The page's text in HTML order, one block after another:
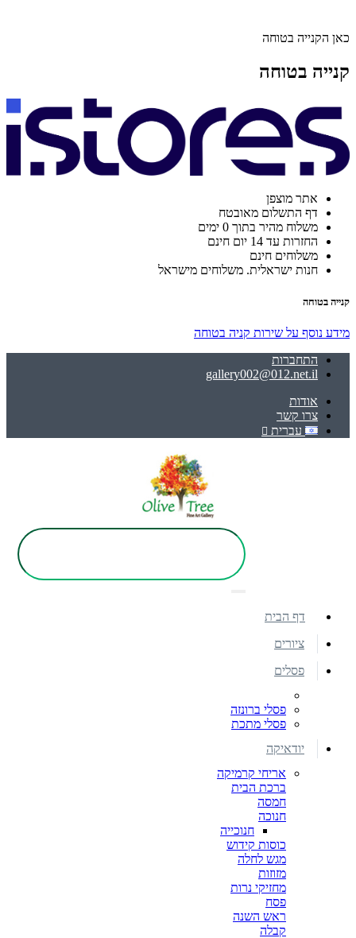
כאן הקנייה בטוחה
קנייה בטוחה
אתר מוצפן
דף התשלום מאובטח
משלוח מהיר בתוך 0 ימים
החזרות עד 14 יום חינם
משלוחים חינם
חנות ישראלית. משלוחים מישראל
קנייה בטוחה
מידע נוסף על שירות קניה בטוחה
התחברות
gallery002@012.net.il
אודות
צרו קשר
עברית
דף הבית
ציורים
פסלים
פסלי ברונזה
פסלי מתכת
יודאיקה
אריחי קרמיקה
ברכת הבית
חמסה
חנוכה
חנוכייה
כוסות קידוש
מגש לחלה
מזוזות
מחזיקי נרות
פסח
ראש השנה
קבלה